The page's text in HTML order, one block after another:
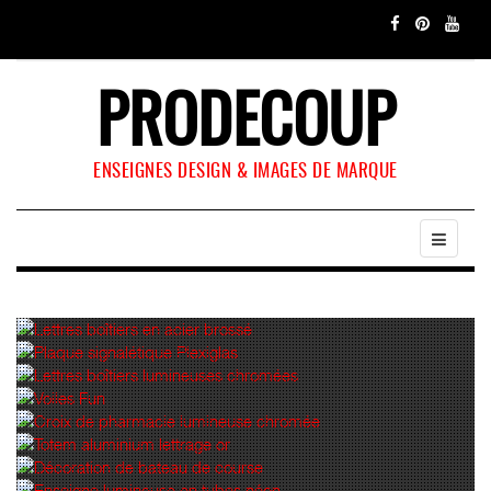
PRODECOUP
ENSEIGNES DESIGN & IMAGES DE MARQUE